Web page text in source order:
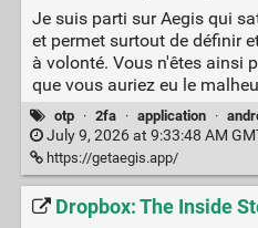
Je suis parti sur Aegis qui
et permet surtout de définir
à volonté. Vous n'êtes ainsi
que vous auriez eu le
otp · 2fa · application ·
July 9, 2026 at 9:33:48 AM
https://getaegis.app/
Dropbox: The Inside